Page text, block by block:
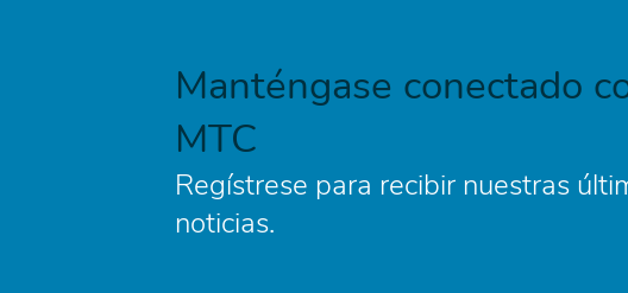
Manténgase conectado
MTC
Regístrese para recibir nuestras
noticias.